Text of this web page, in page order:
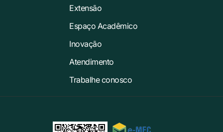
Extensão
Espaço Acadêmico
Inovação
Atendimento
Trabalhe conosco